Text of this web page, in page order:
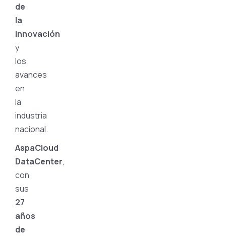
de
la
innovación
y
los
avances
en
la
industria
nacional.
AspaCloud
DataCenter,
con
sus
27
años
de